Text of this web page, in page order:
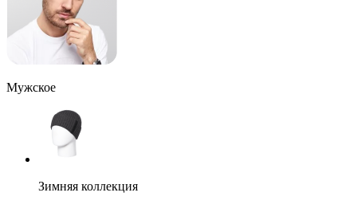
Мужское
Зимняя коллекция